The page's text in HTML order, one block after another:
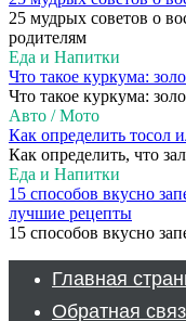
25 мудрых советов о
родителям
Еда и Напитки
Что такое куркума:
Что такое куркума:
Авто / Мото
Как определить тосол
Как определить, что
Еда и Напитки
15 способов вкусно
лучшие рецепты
15 способов вкусно
Главная
Обратная